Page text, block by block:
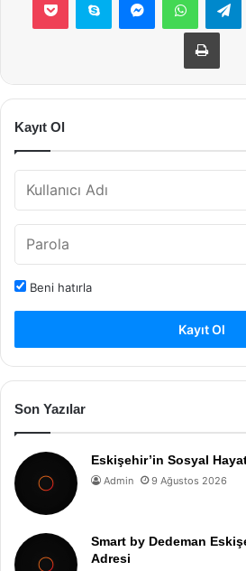
Kayıt Ol
Beni hatırla
Kayıt Ol
Son Yazılar
Eskişehir’in Sosyal
Admin 9 Ağustos 2026
Smart by Dedeman
Adresi